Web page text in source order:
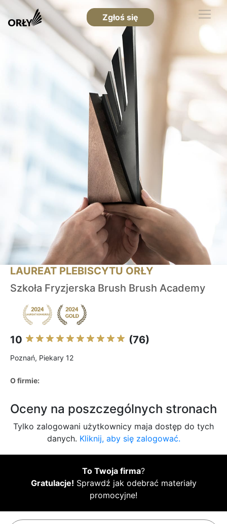
Zgłoś się
LAUREAT PLEBISCYTU ORŁY
Szkoła Fryzjerska Brush Brush Academy
10 (76)
Poznań, Piekary 12
O firmie:
Oceny na poszczególnych stronach
Tylko zalogowani użytkownicy maja dostęp do tych
danych. Kliknij, aby się zalogować.
To Twoja firma?
Gratulacje! Sprawdź jak odebrać materiały
promocyjne!